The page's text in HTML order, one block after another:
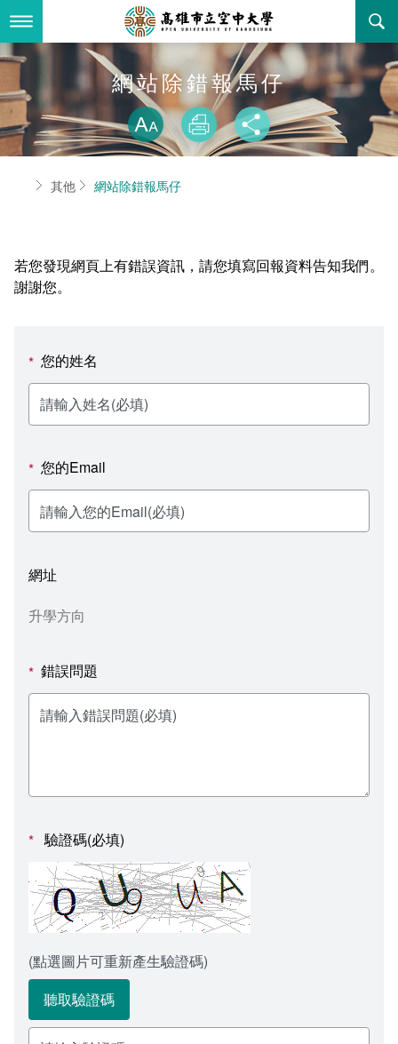
到
要
內最新消息
全部公告
教務公告
學系公告
活動研習
歷史訊息
新聞媒體專區
校園行事曆
報名系統
線上報名查詢
關於本校
空大簡介
立案證明
空大有利的學習條件
環境設備
本校位置
資訊圖像化專區
活動花絮
影音資訊
行政單位
行政單位簡介
校長室
教務處課務組
學習指導中心
輔導處
研發處
秘書處出納組
教學媒體處
電算中心
人事室
學術單位
通識教育中心
法律學系
大眾傳播學系
外國語文學系
文化藝術學系
健康管理與促進學系
其他好站
資訊相關法規
校務資訊
新生報名
在學資訊
校務系統
課程大綱
網路選課
校園行事曆
校內系統
資訊服務線上報修系統
消耗品申請
教室‧會議室預約系統
問卷調查
法令規章
政府公開資訊
意見信箱
各單位意見信箱
諮詢信箱進度查詢
影音資訊
網站除錯報馬仔
略過字型切
放大
列印 分享
首頁其他 網站除錯報馬仔
若您發現網頁上有錯誤資訊，請您填寫回報資料告知我們。
謝謝您。
* 您的姓名
* 您的Email
網址
升學方向
* 錯誤問題
* 驗證碼(必填)
(點選圖片可重新產生驗證碼)
聽取驗證碼